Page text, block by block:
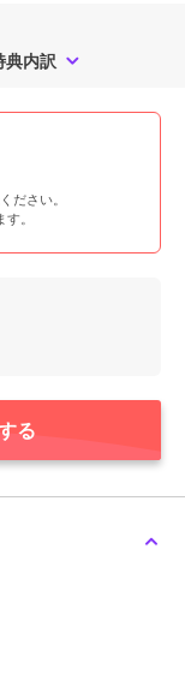
典内訳
ださい。
。
る